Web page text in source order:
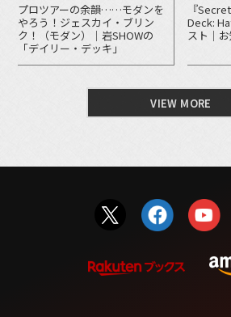
プロツアーの余韻……モダンを
やろう！ジェスカイ・ブリン
ク！（モダン）｜岩SHOWの
「デイリー・デッキ」
『
Deck:
スト｜
VIEW MORE